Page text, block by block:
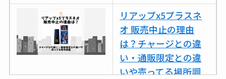
リアップx5プラスネ
オ 販売中止の理由
は？チャージとの違
い・通販限定との違
いや売ってる場所調